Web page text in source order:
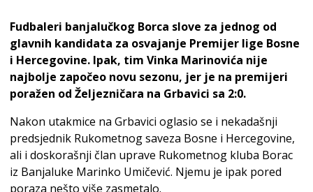
Fudbaleri banjalučkog Borca slove za jednog od
glavnih kandidata za osvajanje Premijer lige Bosne
i Hercegovine. Ipak, tim Vinka Marinovića nije
najbolje započeo novu sezonu, jer je na premijeri
poražen od Željezničara na Grbavici sa 2:0.
Nakon utakmice na Grbavici oglasio se i nekadašnji
predsjednik Rukometnog saveza Bosne i Hercegovine,
ali i doskorašnji član uprave Rukometnog kluba Borac
iz Banjaluke Marinko Umičević. Njemu je ipak pored
poraza nešto više zasmetalo.